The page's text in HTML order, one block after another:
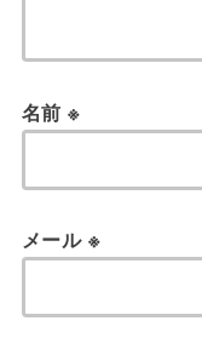
名前※
メール ※